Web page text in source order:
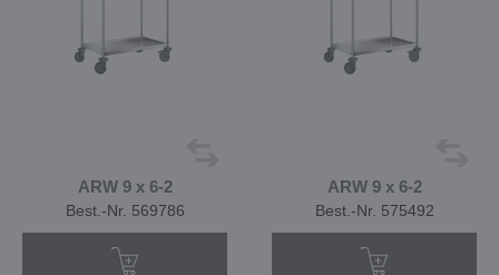
ARW 9 x 6-2
Best.-Nr. 569786
ARW 9 x 6-2
Best.-Nr. 575492